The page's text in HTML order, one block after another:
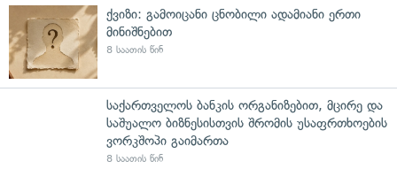
ქვიზი: გამოიცანი ცნობილი ადამიანი ერთი
მინიშნებით
8 საათის წინ
საქართველოს ბანკის ორგანიზებით, მცირე და
საშუალო ბიზნესისთვის შრომის უსაფრთხოების
ვორკშოპი გაიმართა
8 საათის წინ